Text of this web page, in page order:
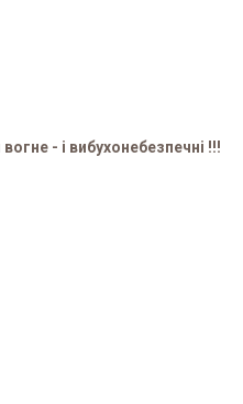
- і вибухонебезпечні !!!